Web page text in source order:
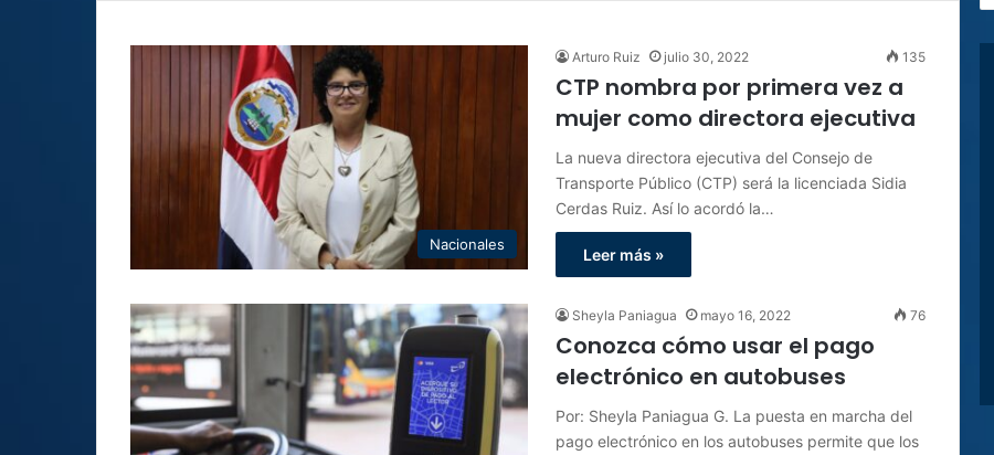
Nacionales
Arturo Ruiz julio 30, 2022 135
CTP nombra por primera vez a
mujer como directora ejecutiva
La nueva directora ejecutiva del Consejo de
Transporte Público (CTP) será la licenciada Sidia
Cerdas Ruiz. Así lo acordó la…
Leer más »
Sheyla Paniagua mayo 16, 2022 76
Conozca cómo usar el pago
electrónico en autobuses
Por: Sheyla Paniagua G. La puesta en marcha del
pago electrónico en los autobuses permite que los